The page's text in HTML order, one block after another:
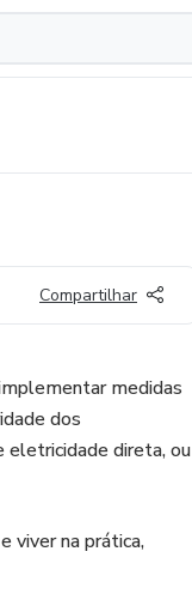
Compartilhar
medidas
dos
eletricidade direta, ou
viver na prática,